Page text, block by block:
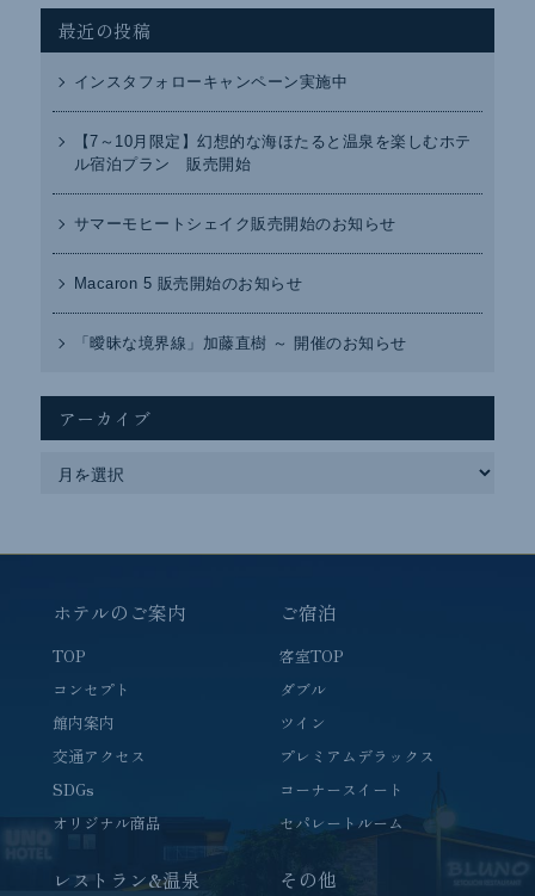
最近の投稿
インスタフォローキャンペーン実施中
【7～10月限定】幻想的な海ほたると温泉を楽しむホテ
ル宿泊プラン 販売開始
サマーモヒートシェイク販売開始のお知らせ
Macaron 5 販売開始のお知らせ
「曖昧な境界線」加藤直樹 ～ 開催のお知らせ
アーカイブ
ホテルのご案内
TOP
コンセプト
館内案内
交通アクセス
SDGs
オリジナル商品
ご宿泊
客室TOP
ダブル
ツイン
プレミアムデラックス
コーナースイート
セパレートルーム
レストラン&温泉 その他